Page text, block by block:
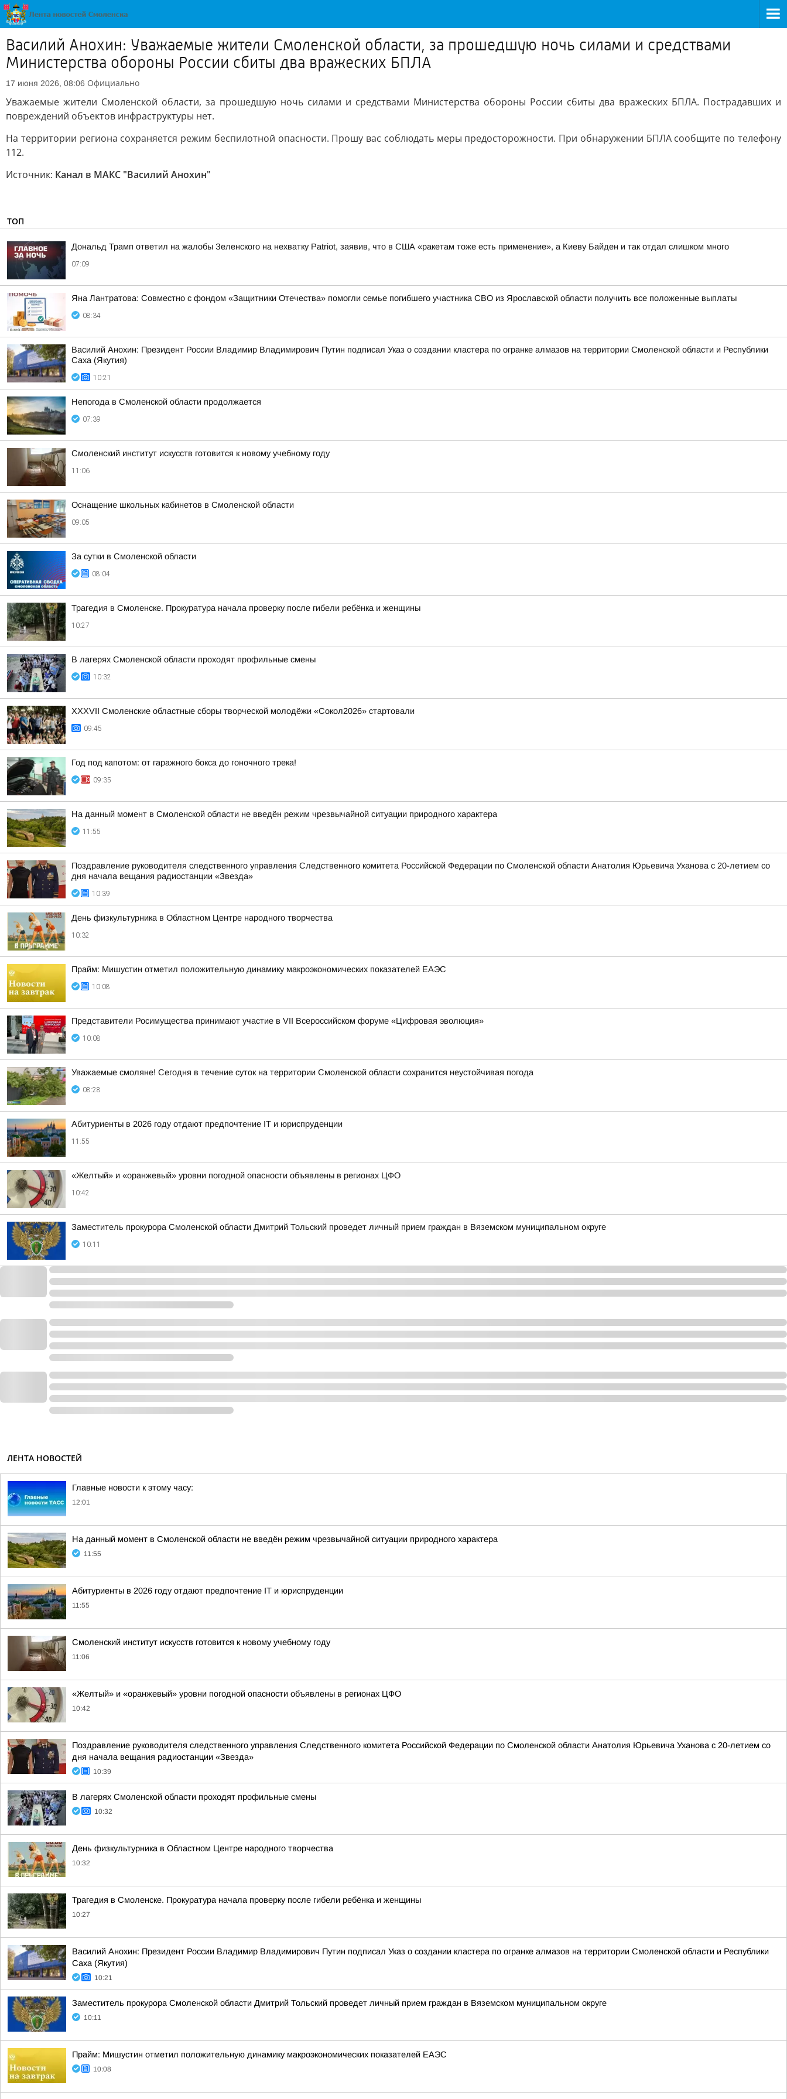
Василий Анохин: Уважаемые жители Смоленской области, за прошедшую ночь силами и средствами
Министерства обороны России сбиты два вражеских БПЛА
17 июня 2026, 08:06 Официально
Уважаемые жители Смоленской области, за прошедшую ночь силами и средствами Министерства обороны России сбиты два вражеских БПЛА. Пострадавших и
повреждений объектов инфраструктуры нет.
На территории региона сохраняется режим беспилотной опасности. Прошу вас соблюдать меры предосторожности. При обнаружении БПЛА сообщите по телефону
112.
Источник: Канал в МАКС "Василий Анохин"
ТОП
Дональд Трамп ответил на жалобы Зеленского на нехватку Patriot, заявив, что в США «ракетам тоже есть применение», а Киеву Байден и так отдал слишком много
07:09
Яна Лантратова: Совместно с фондом «Защитники Отечества» помогли семье погибшего участника СВО из Ярославской области получить все положенные выплаты
08:34
Василий Анохин: Президент России Владимир Владимирович Путин подписал Указ о создании кластера по огранке алмазов на территории Смоленской области и Республики
Саха (Якутия)
10:21
Непогода в Смоленской области продолжается
07:39
Смоленский институт искусств готовится к новому учебному году
11:06
Оснащение школьных кабинетов в Смоленской области
09:05
За сутки в Смоленской области
08:04
Трагедия в Смоленске. Прокуратура начала проверку после гибели ребёнка и женщины
10:27
В лагерях Смоленской области проходят профильные смены
10:32
XXXVII Смоленские областные сборы творческой молодёжи «Сокол2026» стартовали
09:45
Год под капотом: от гаражного бокса до гоночного трека!
09:35
На данный момент в Смоленской области не введён режим чрезвычайной ситуации природного характера
11:55
Поздравление руководителя следственного управления Следственного комитета Российской Федерации по Смоленской области Анатолия Юрьевича Уханова с 20-летием со
дня начала вещания радиостанции «Звезда»
10:39
День физкультурника в Областном Центре народного творчества
10:32
Прайм: Мишустин отметил положительную динамику макроэкономических показателей ЕАЭС
10:08
Представители Росимущества принимают участие в VII Всероссийском форуме «Цифровая эволюция»
10:08
Уважаемые смоляне! Сегодня в течение суток на территории Смоленской области сохранится неустойчивая погода
08:28
Абитуриенты в 2026 году отдают предпочтение IT и юриспруденции
11:55
«Желтый» и «оранжевый» уровни погодной опасности объявлены в регионах ЦФО
10:42
Заместитель прокурора Смоленской области Дмитрий Тольский проведет личный прием граждан в Вяземском муниципальном округе
10:11
ЛЕНТА НОВОСТЕЙ
Главные новости к этому часу:
12:01
На данный момент в Смоленской области не введён режим чрезвычайной ситуации природного характера
11:55
Абитуриенты в 2026 году отдают предпочтение IT и юриспруденции
11:55
Смоленский институт искусств готовится к новому учебному году
11:06
«Желтый» и «оранжевый» уровни погодной опасности объявлены в регионах ЦФО
10:42
Поздравление руководителя следственного управления Следственного комитета Российской Федерации по Смоленской области Анатолия Юрьевича Уханова с 20-летием со
дня начала вещания радиостанции «Звезда»
10:39
В лагерях Смоленской области проходят профильные смены
10:32
День физкультурника в Областном Центре народного творчества
10:32
Трагедия в Смоленске. Прокуратура начала проверку после гибели ребёнка и женщины
10:27
Василий Анохин: Президент России Владимир Владимирович Путин подписал Указ о создании кластера по огранке алмазов на территории Смоленской области и Республики
Саха (Якутия)
10:21
Заместитель прокурора Смоленской области Дмитрий Тольский проведет личный прием граждан в Вяземском муниципальном округе
10:11
Прайм: Мишустин отметил положительную динамику макроэкономических показателей ЕАЭС
10:08